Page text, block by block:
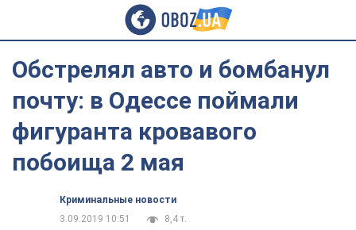
Обстрелял авто и бомбанул
почту: в Одессе поймали
фигуранта кровавого
побоища 2 мая
Криминальные новости
3.09.2019 10:51
8,4 т.